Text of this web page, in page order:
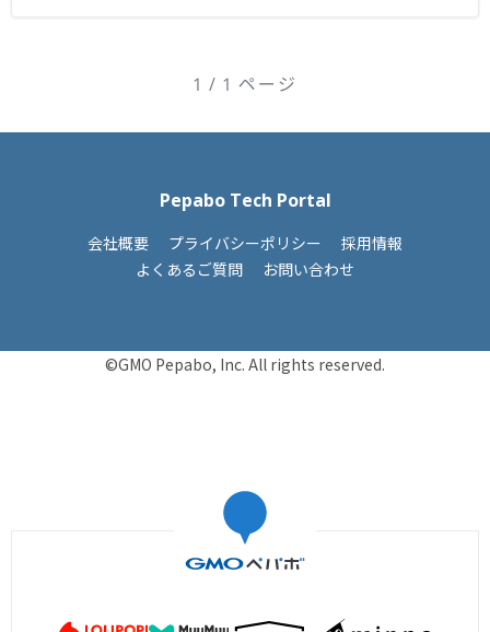
1 / 1 ページ
Pepabo Tech Portal
会社概要 プライバシーポリシー
採用情報
よくあるご質問
お問い合わせ
©GMO Pepabo, Inc. All rights reserved.